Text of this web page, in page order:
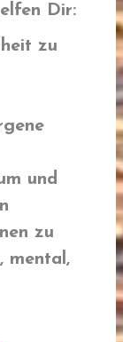
Dir:
zu
und
zu
mental,